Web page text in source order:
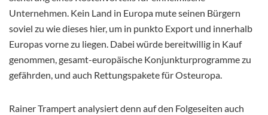
Unternehmen. Kein Land in Europa mute seinen Bürgern
soviel zu wie dieses hier, um in punkto Export und innerhalb
Europas vorne zu liegen. Dabei würde bereitwillig in Kauf
genommen, gesamt-europäische Konjunkturprogramme zu
gefährden, und auch Rettungspakete für Osteuropa.
Rainer Trampert analysiert denn auf den Folgeseiten auch